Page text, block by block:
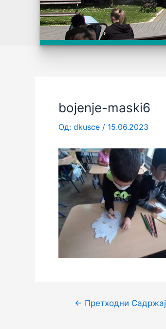
bojenje-maski6
Од: dkusce / 15.06.2023
Кретање
← Претходни Садржај